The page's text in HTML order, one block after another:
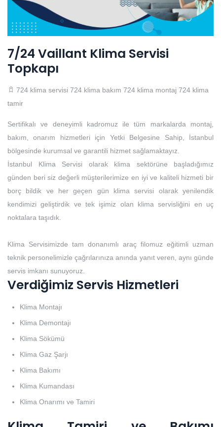
7/24 Vaillant Klima Servisi
Topkapı
724 klima servisi 724 klima bakım 724 klima montaj 724 klima
tamir
Sertifikalı ve deneyimli kadromuz ile tüm markalarda montaj,
bakım, onarım hizmetleri için Yetki Belgesine Sahip, İstanbul
bölgesinde kurumsal ve garantili hizmet sağlamaktayız.
İstanbul Klima Servisi olarak klima sektörüne başladığımız
günden beri siz değerli müşterilerimize en iyi ve kaliteli hizmeti bir
borç bildik ve her geçen gün klima servisi olarak yenilendik
kendimizi geliştirdik ve tek işimiz olan klima servisliğini en uç
noktalara taşıdık.
Klima Servisimizde tam donanımlı araç filomuz eğitimli uzman
teknik personelimizle çağrılarınıza anında yanıt veren, aynı günde
servis imkanı sunuyoruz.
Verdiğimiz Servis Hizmetleri
Klima Montajı
Klima Demontajı
Klima Sökümü
Klima Gaz Şarjı
Klima Bakımı
Klima Kumandası
Klima Onarımı ve Tamiri